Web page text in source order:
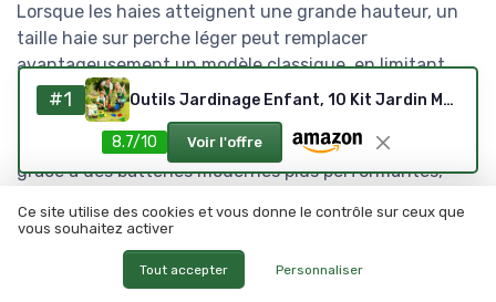
Lorsque les haies atteignent une grande hauteur, un
taille haie sur perche léger peut remplacer
avantageusement un modèle classique, en limitant
l’usage de l’échelle et les positions inconfortables. Ce
type d’outil taille permet de travailler en sécurité
depuis le sol, tout en conservant une bonne autonomie
grâce à des batteries modernes plus performantes,
même marque. Pour les branches plus épaisses, une
petite tronçonneuse à batterie complète l’équipement
sans alourdir la gamme d’outils déjà présente dans
#1 Outils Jardinage Enfant, 10 Kit Jardin Métal avec Pelle, Râteau, Fourche, Gants de Travail, Tablier, Arrosoir, Ensemble Complet de Jardinage pour Enfants, Jardin Extérieur, Cour, Pelouse (B)
8.7/10 Voir l'offre
Ce site utilise des cookies et vous donne le contrôle sur ceux que
vous souhaitez activer
Tout accepter Personnaliser